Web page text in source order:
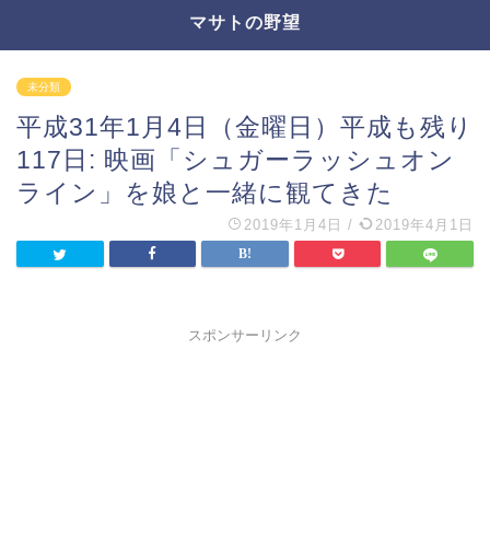
マサトの野望
未分類
平成31年1月4日（金曜日）平成も残り
117日: 映画「シュガーラッシュオン
ライン」を娘と一緒に観てきた
2019年1月4日 / 2019年4月1日
スポンサーリンク